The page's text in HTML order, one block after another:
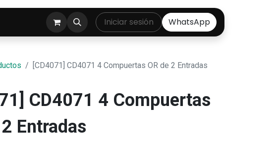
Contáctenos Iniciar sesión WhatsApp
[CD4071] CD4071 4 Compuertas OR de 2 Entradas
CD4071 4 Compuertas
Entradas